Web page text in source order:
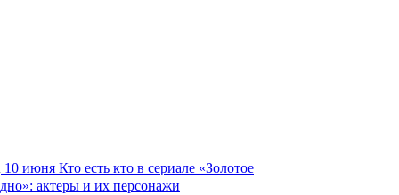
10 июня Кто есть кто в сериале «Золотое
дно»: актеры и их персонажи